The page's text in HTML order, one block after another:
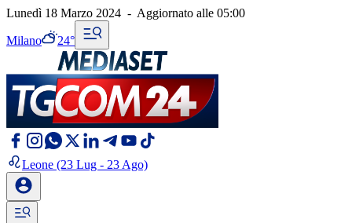
Lunedì 18 Marzo 2024 - Aggiornato alle 05:00
Milano 24°
Leone (23 Lug - 23 Ago)